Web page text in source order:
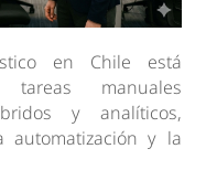
en Chile está
manuales
y analíticos,
automatización y la